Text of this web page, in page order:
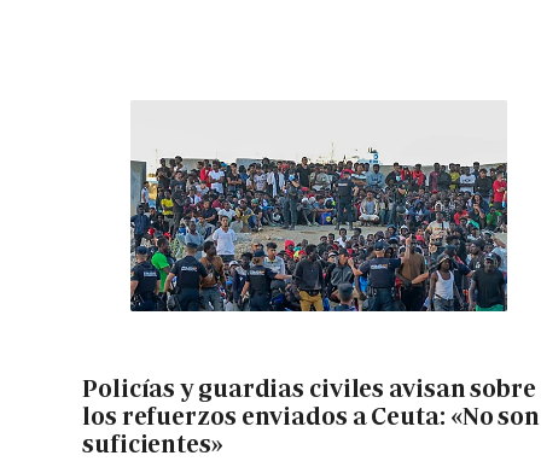
Policías y guardias civiles avisan sobre
los refuerzos enviados a Ceuta: «No son
suficientes»